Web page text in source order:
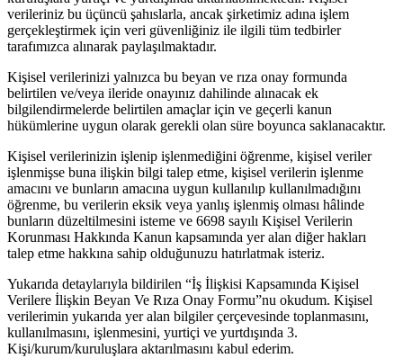
verileriniz bu üçüncü şahıslarla, ancak şirketimiz adına işlem
gerçekleştirmek için veri güvenliğiniz ile ilgili tüm tedbirler
tarafımızca alınarak paylaşılmaktadır.
Kişisel verilerinizi yalnızca bu beyan ve rıza onay formunda
belirtilen ve/veya ileride onayınız dahilinde alınacak ek
bilgilendirmelerde belirtilen amaçlar için ve geçerli kanun
hükümlerine uygun olarak gerekli olan süre boyunca saklanacaktır.
Kişisel verilerinizin işlenip işlenmediğini öğrenme, kişisel veriler
işlenmişse buna ilişkin bilgi talep etme, kişisel verilerin işlenme
amacını ve bunların amacına uygun kullanılıp kullanılmadığını
öğrenme, bu verilerin eksik veya yanlış işlenmiş olması hâlinde
bunların düzeltilmesini isteme ve 6698 sayılı Kişisel Verilerin
Korunması Hakkında Kanun kapsamında yer alan diğer hakları
talep etme hakkına sahip olduğunuzu hatırlatmak isteriz.
Yukarıda detaylarıyla bildirilen “İş İlişkisi Kapsamında Kişisel
Verilere İlişkin Beyan Ve Rıza Onay Formu”nu okudum. Kişisel
verilerimin yukarıda yer alan bilgiler çerçevesinde toplanmasını,
kullanılmasını, işlenmesini, yurtiçi ve yurtdışında 3.
Kişi/kurum/kuruluşlara aktarılmasını kabul ederim.